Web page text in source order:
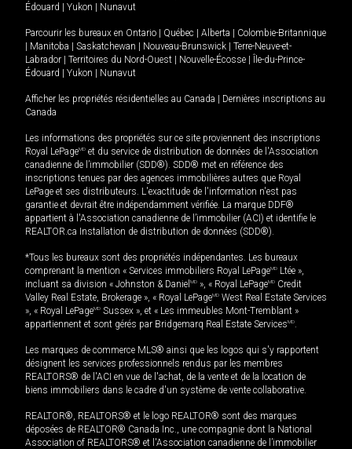
Édouard
Yukon Nunavut
Parcourir les bureaux en Ontario Québec Alberta
Colombie-Britannique
Manitoba Saskatchewan Nouveau-Brunswick
Terre-Neuve-et-
Labrador
Territoires du Nord-Ouest Nouvelle-Écosse
Île-du-Prince-
Édouard
Yukon Nunavut
Afficher les propriétés résidentielles au Canada
Dernières inscriptions au
Canada
Les informations des propriétés sur ce site proviennent des inscriptions
Royal LePageMD et du service de distribution de données de l'Association
canadienne de l’immobilier (SDD®). SDD® met en référence des
inscriptions tenues par des agences immobilières autres que Royal
LePage et ses distributeurs. L'exactitude de l'information n'est pas
garantie et devrait être indépendamment vérifiée. La marque DDF®
appartient à l'Association canadienne de l’immobilier (ACI) et identifie le
REALTOR.ca Installation de distribution de données (SDD®).
*Tous les bureaux sont des propriétés indépendantes. Les bureaux
comprenant la mention « Services immobiliers Royal LePageMD Ltée »,
incluant sa division « Johnston & Daniel MD », « Royal LePageMD Credit
Valley Real Estate, Brokerage », « Royal LePageMD West Real Estate Services
», « Royal LePageMD Sussex », et « Les immeubles Mont-Tremblant »
appartiennent et sont gérés par Bridgemarq Real Estate ServicesMD.
Les marques de commerce MLS® ainsi que les logos qui s'y rapportent
désignent les services professionnels rendus par les membres
REALTORS® de l'ACI en vue de l'achat, de la vente et de la location de
biens immobiliers dans le cadre d'un système de vente collaborative.
REALTOR®, REALTORS® et le logo REALTOR® sont des marques
déposées de REALTOR® Canada Inc., une compagnie dont la National
Association of REALTORS® et l'Association canadienne de l’immobilier